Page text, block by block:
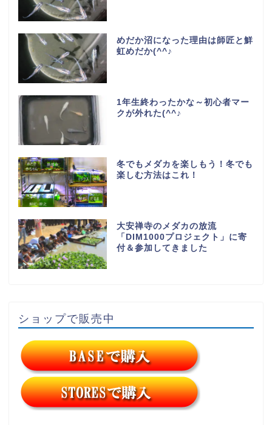
めだか沼になった理由は師匠と鮮
虹めだか(^^♪
1年生終わったかな～初心者マー
クが外れた(^^♪
冬でもメダカを楽しもう！冬でも
楽しむ方法はこれ！
大安禅寺のメダカの放流
「DIM1000プロジェクト」に寄
付＆参加してきました
ショップで販売中